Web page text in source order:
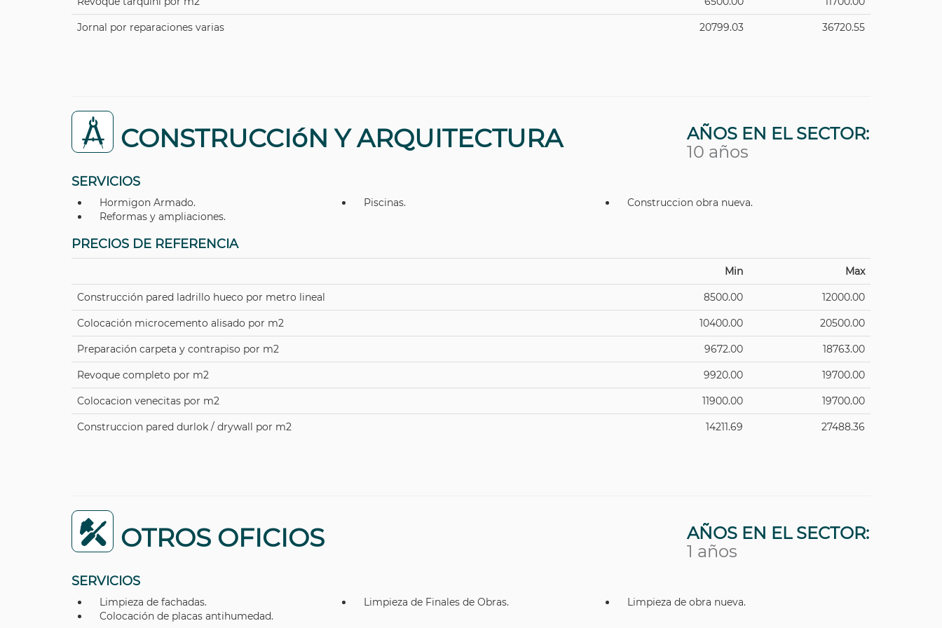
Jornal por reparaciones varias 20799.03 36720.55
CONSTRUCCIóN Y ARQUITECTURA
AÑOS EN EL SECTOR:
10 años
SERVICIOS
Hormigon Armado. Piscinas.
Construccion obra nueva.
Reformas y ampliaciones.
PRECIOS DE REFERENCIA
Min Max
Construcción pared ladrillo hueco por metro lineal 8500.00 12000.00
Colocación microcemento alisado por m2 10400.00 20500.00
Preparación carpeta y contrapiso por m2 9672.00 18763.00
Revoque completo por m2 9920.00 19700.00
Colocacion venecitas por m2 11900.00 19700.00
Construccion pared durlok / drywall por m2 14211.69 27488.36
OTROS OFICIOS
AÑOS EN EL SECTOR:
1 años
SERVICIOS
Limpieza de fachadas. Limpieza de Finales de Obras.
Limpieza de obra nueva.
Colocación de placas antihumedad.